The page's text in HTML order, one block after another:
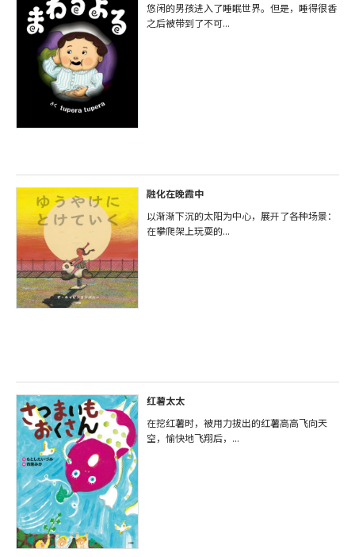
悠闲的男孩进入了睡眠世界。但是，睡得很香
之后被带到了不可...
融化在晚霞中
以渐渐下沉的太阳为中心，展开了各种场景：
在攀爬架上玩耍的...
红薯太太
在挖红薯时，被用力拔出的红薯高高飞向天
空，愉快地飞翔后，...